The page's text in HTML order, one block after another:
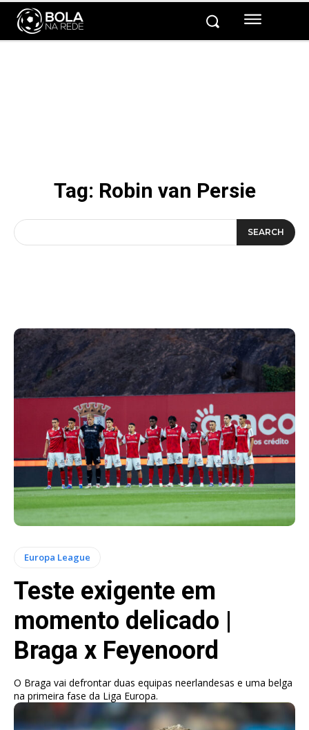
Tag: Robin van Persie
SEARCH
Europa League
Teste exigente em
momento delicado |
Braga x Feyenoord
O Braga vai defrontar duas equipas neerlandesas e uma belga
na primeira fase da Liga Europa.